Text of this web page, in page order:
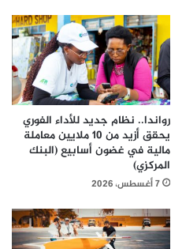
رواندا.. نظام جديد للأداء الفوري
يحقق أزيد من 10 ملايين معاملة
مالية في غضون أسابيع (البنك
المركزي)
7 أغسطس، 2026